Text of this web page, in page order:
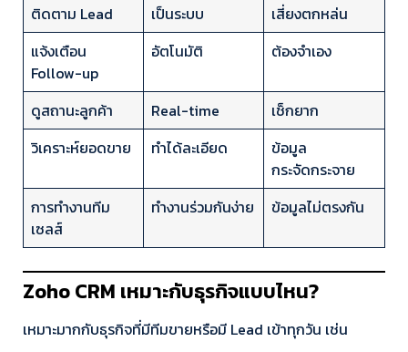
ติดตาม Lead
เป็นระบบ
เสี่ยงตกหล่น
แจ้งเตือน
Follow-up
อัตโนมัติ ต้องจำเอง
ดูสถานะลูกค้า Real-time
เช็กยาก
วิเคราะห์ยอดขาย
ทำได้ละเอียด
ข้อมูล
กระจัดกระจาย
การทำงานทีม
เซลส์
ทำงานร่วมกันง่าย ข้อมูลไม่ตรงกัน
Zoho CRM เหมาะกับธุรกิจแบบไหน?
เหมาะมากกับธุรกิจที่มีทีมขายหรือมี Lead เข้าทุกวัน เช่น